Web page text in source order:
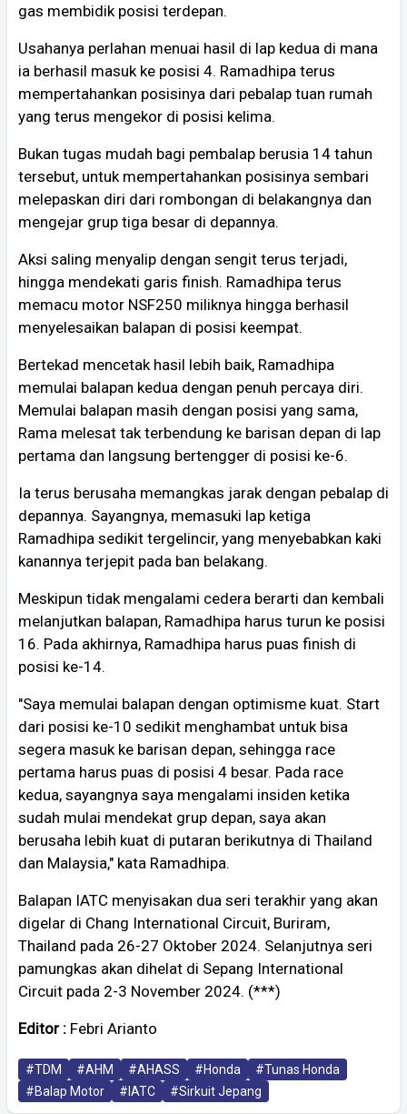
gas membidik posisi terdepan.
Usahanya perlahan menuai hasil di lap kedua di mana
ia berhasil masuk ke posisi 4. Ramadhipa terus
mempertahankan posisinya dari pebalap tuan rumah
yang terus mengekor di posisi kelima.
Bukan tugas mudah bagi pembalap berusia 14 tahun
tersebut, untuk mempertahankan posisinya sembari
melepaskan diri dari rombongan di belakangnya dan
mengejar grup tiga besar di depannya.
Aksi saling menyalip dengan sengit terus terjadi,
hingga mendekati garis finish. Ramadhipa terus
memacu motor NSF250 miliknya hingga berhasil
menyelesaikan balapan di posisi keempat.
Bertekad mencetak hasil lebih baik, Ramadhipa
memulai balapan kedua dengan penuh percaya diri.
Memulai balapan masih dengan posisi yang sama,
Rama melesat tak terbendung ke barisan depan di lap
pertama dan langsung bertengger di posisi ke-6.
Ia terus berusaha memangkas jarak dengan pebalap di
depannya. Sayangnya, memasuki lap ketiga
Ramadhipa sedikit tergelincir, yang menyebabkan kaki
kanannya terjepit pada ban belakang.
Meskipun tidak mengalami cedera berarti dan kembali
melanjutkan balapan, Ramadhipa harus turun ke posisi
16. Pada akhirnya, Ramadhipa harus puas finish di
posisi ke-14.
"Saya memulai balapan dengan optimisme kuat. Start
dari posisi ke-10 sedikit menghambat untuk bisa
segera masuk ke barisan depan, sehingga race
pertama harus puas di posisi 4 besar. Pada race
kedua, sayangnya saya mengalami insiden ketika
sudah mulai mendekat grup depan, saya akan
berusaha lebih kuat di putaran berikutnya di Thailand
dan Malaysia," kata Ramadhipa.
Balapan IATC menyisakan dua seri terakhir yang akan
digelar di Chang International Circuit, Buriram,
Thailand pada 26-27 Oktober 2024. Selanjutnya seri
pamungkas akan dihelat di Sepang International
Circuit pada 2-3 November 2024. (***)
Editor : Febri Arianto
#TDM #AHM #AHASS #Honda
#Tunas Honda
#Balap Motor
#IATC #Sirkuit Jepang